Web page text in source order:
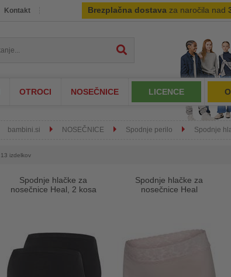
Kontakt Brezplačna dostava za naročila nad
OTROCI NOSEČNICE LICENCE
bambini.si NOSEČNICE Spodnje perilo Spodnje
13 izdelkov
Spodnje hlačke za
nosečnice Heal, 2 kosa
Spodnje hlačke za
nosečnice Heal